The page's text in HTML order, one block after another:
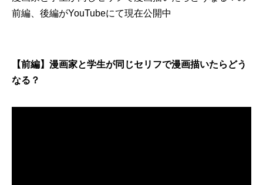
前編、後編がYouTubeにて現在公開中
【前編】漫画家と学生が同じセリフで漫画描いたらどう
なる？